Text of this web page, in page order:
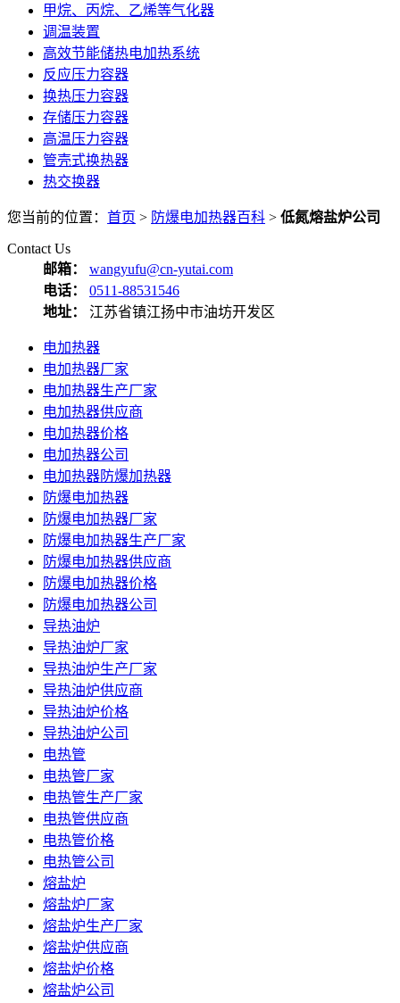
甲烷、丙烷、乙烯等气化器
调温装置
高效节能储热电加热系统
反应压力容器
换热压力容器
存储压力容器
高温压力容器
管壳式换热器
热交换器
您当前的位置： 首页 > 防爆电加热器百科 > 低氮熔盐炉公司
Contact Us
邮箱：
wangyufu@cn-yutai.com
电话：
0511-88531546
地址：
江苏省镇江扬中市油坊开发区
电加热器
电加热器厂家
电加热器生产厂家
电加热器供应商
电加热器价格
电加热器公司
电加热器防爆加热器
防爆电加热器
防爆电加热器厂家
防爆电加热器生产厂家
防爆电加热器供应商
防爆电加热器价格
防爆电加热器公司
导热油炉
导热油炉厂家
导热油炉生产厂家
导热油炉供应商
导热油炉价格
导热油炉公司
电热管
电热管厂家
电热管生产厂家
电热管供应商
电热管价格
电热管公司
熔盐炉
熔盐炉厂家
熔盐炉生产厂家
熔盐炉供应商
熔盐炉价格
熔盐炉公司